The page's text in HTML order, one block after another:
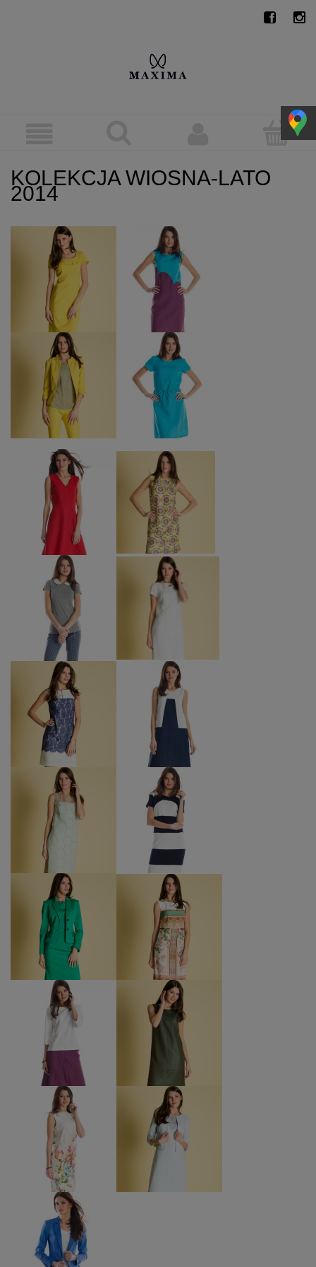
KOLEKCJA WIOSNA-LATO
2014